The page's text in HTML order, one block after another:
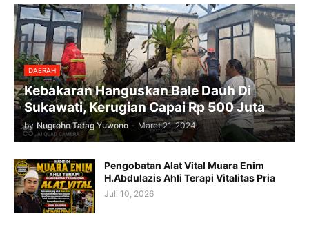
DAERAH
Kebakaran Hanguskan Bale Dauh Di
Sukawati, Kerugian Capai Rp 500 Juta
by Nugroho Tatag Yuwono - Maret 21, 2024
Pengobatan Alat Vital Muara Enim
H.Abdulazis Ahli Terapi Vitalitas Pria
Juli 10, 2026